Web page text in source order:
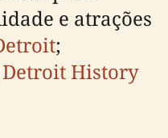
e atrações
;
Detroit History